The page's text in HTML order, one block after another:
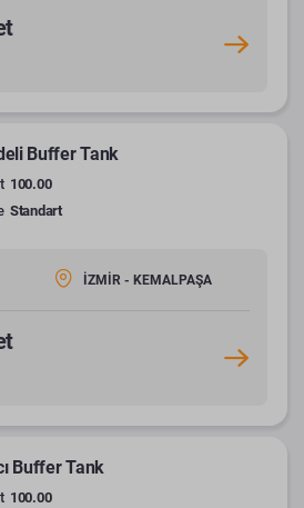
Buffer Tank
100.00
Standart
İZMİR - KEMALPAŞA
Buffer Tank
100.00